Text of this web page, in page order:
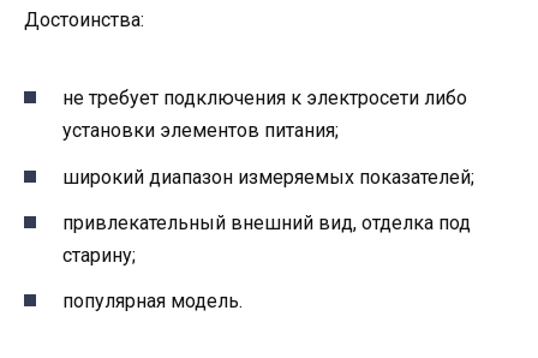
Достоинства:
не требует подключения к электросети либо
установки элементов питания;
широкий диапазон измеряемых показателей;
привлекательный внешний вид, отделка под
старину;
популярная модель.